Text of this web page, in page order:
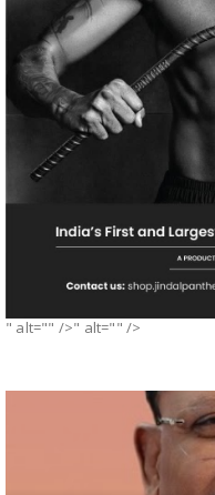
" alt="" />" alt="" />